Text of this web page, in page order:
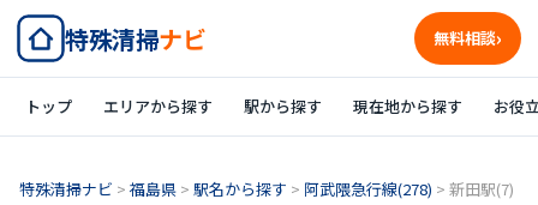
特殊清掃ナビ 無料相談
トップ エリアから探す 駅から探す 現在地から探す お役
特殊清掃ナビ > 福島県 > 駅名から探す > 阿武隈急行線(278) > 新田駅(7)